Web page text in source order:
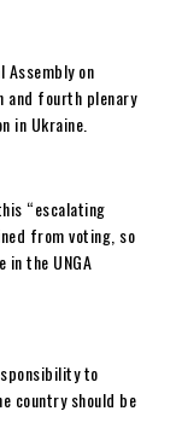
Assembly on
and fourth plenary
in Ukraine.
“escalating
from voting, so
the UNGA
to
country should be